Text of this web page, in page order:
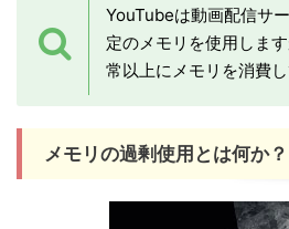
YouTubeは動画配信サ
定のメモリを使用しま
常以上にメモリを消費
メモリの過剰使用とは何か？